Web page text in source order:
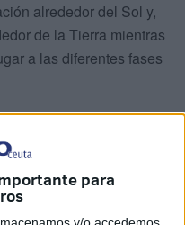
para
alrededor del Sol y,
de la Tierra mientras
a las diferentes fases
ver 27 lunas
no se ven, pero que
más largo o corto,
días.) ocupados por un